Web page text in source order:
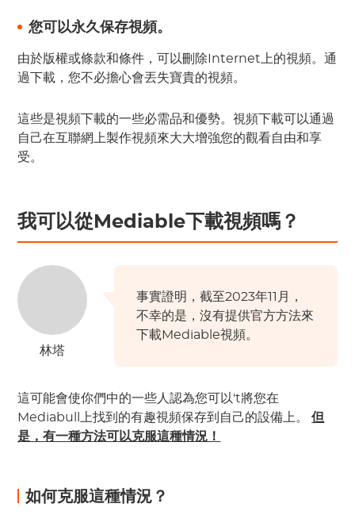
您可以永久保存視頻。
由於版權或條款和條件，可以刪除Internet上的視頻。通
過下載，您不必擔心會丟失寶貴的視頻。
這些是視頻下載的一些必需品和優勢。視頻下載可以通過
自己在互聯網上製作視頻來大大增強您的觀看自由和享
受。
我可以從Mediable下載視頻嗎？
林塔
事實證明，截至2023年11月，
不幸的是，沒有提供官方方法來
下載Mediable視頻。
這可能會使你們中的一些人認為您可以't將您在
Mediabull上找到的有趣視頻保存到自己的設備上。但
是，有一種方法可以克服這種情況！
如何克服這種情況？